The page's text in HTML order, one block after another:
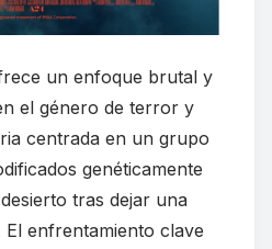
un enfoque brutal y
el género de terror y
centrada en un grupo
genéticamente
tras dejar una
enfrentamiento clave